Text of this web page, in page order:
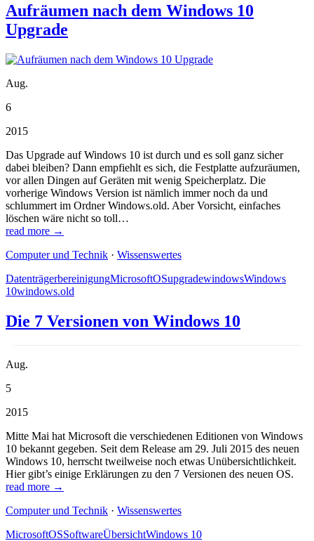
Aufräumen nach dem Windows 10
Upgrade
Aug.
6
2015
Das Upgrade auf Windows 10 ist durch und es soll ganz sicher
dabei bleiben? Dann empfiehlt es sich, die Festplatte aufzuräumen,
vor allen Dingen auf Geräten mit wenig Speicherplatz. Die
vorherige Windows Version ist nämlich immer noch da und
schlummert im Ordner Windows.old. Aber Vorsicht, einfaches
löschen wäre nicht so toll…
read more →
Computer und Technik · Wissenswertes
DatenträgerbereinigungMicrosoftOSupgradewindowsWindows
10windows.old
Die 7 Versionen von Windows 10
Aug.
5
2015
Mitte Mai hat Microsoft die verschiedenen Editionen von Windows
10 bekannt gegeben. Seit dem Release am 29. Juli 2015 des neuen
Windows 10, herrscht tweilweise noch etwas Unübersichtlichkeit.
Hier gibt’s einige Erklärungen zu den 7 Versionen des neuen OS.
read more →
Computer und Technik · Wissenswertes
MicrosoftOSSoftwareÜbersichtWindows 10